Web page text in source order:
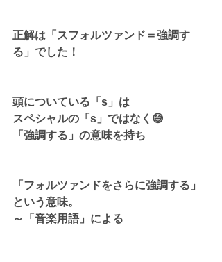
正解は「スフォルツァンド＝強調す
る」でした！
頭についている「s」は
スペシャルの「s」ではなく😅
「強調する」の意味を持ち
「フォルツァンドをさらに強調する」
という意味。
～「音楽用語」による